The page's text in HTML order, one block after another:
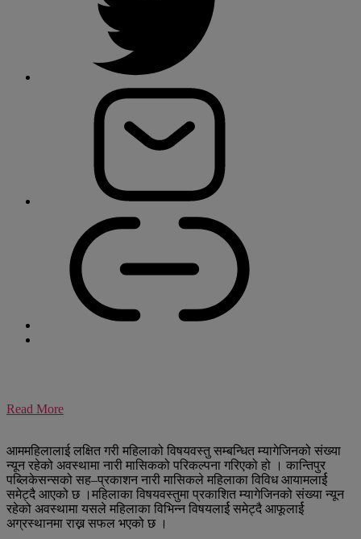
Read More
आममहिलालाई लक्षित गरी महिलाको विषयवस्तु सम्बन्धित म्यागेजिनको संख्या
न्यून रहेको अवस्थामा नारी मासिकको परिकल्पना गरिएको हो । कान्तिपुर
पब्लिकेसन्सको सह–प्रकाशन नारी मासिकले महिलाका विविध आयामलार्ई
समेट्दै आएको छ ।महिलाका विषयवस्तुमा प्रकाशित म्यागेजिनको संख्या न्यून
रहेको अवस्थामा यसले महिलाका विभिन्न विषयलार्ई समेट्दै आफूलार्ई
अग्रस्थानमा राख्न सफल भएको छ ।